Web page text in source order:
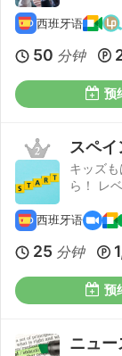
西班牙语
50 分钟
预
スペ
キッズ
ら！ レ
西班牙语
25 分钟
预
ニュー